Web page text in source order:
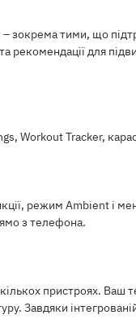
зокрема тими, що
рекомендації для
Workout Tracker,
режим Ambient і
з телефона.
пристроях. Ваш
Завдяки